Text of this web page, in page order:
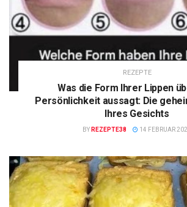
REZEPTE
Was die Form Ihrer Lippen
Persönlichkeit aussagt: Die
Ihres Gesichts
BY REZEPTE38 14 FEBRUAR